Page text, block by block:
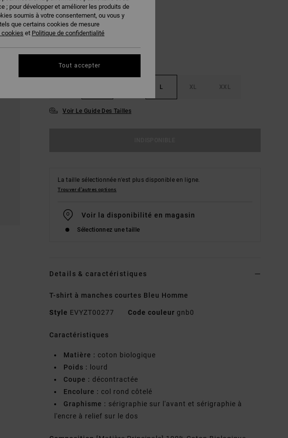
COULEURBalsam Green
L XL XXL
Voir Le Guide Des Tailles
La taille sélectionnée n'est plus disponible en ligne.
Trouver d'autres options
Voir la disponibilité en magasin
Sélectionnez une taille
Details & caractéristiques
T-shirt à manches courtes Bleu Homme
Style EVYZT00277 Code couleur gnb0
Caractéristiques
Matière : coton biologique
Poids :
lourd
Coupe : décontractée
Encolure : col rond côtelé
Graphisme : sérigraphie sur l'avant et sérigraphie à
l'encre à relief sur le dos
; pour développer et améliorer les produits de
soumis à votre consentement, ou vous y
que certains cookies de mesure
cookies et Politique de confidentialité
Tout accepter